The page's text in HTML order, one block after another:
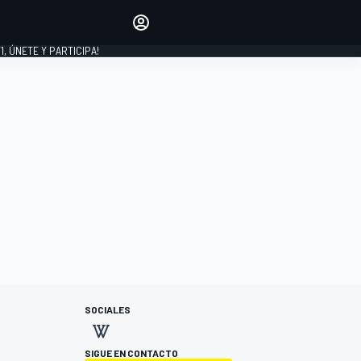
INICIAR SESIÓN
ÚNETE Y PARTICIPA!
SOCIALES
SIGUE EN CONTACTO